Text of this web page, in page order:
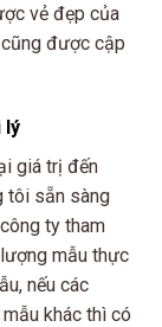
vẻ đẹp của
được cập
lý
giá trị đến
tôi sẵn sàng
ty tham
mẫu thực
nếu các
khác thì có